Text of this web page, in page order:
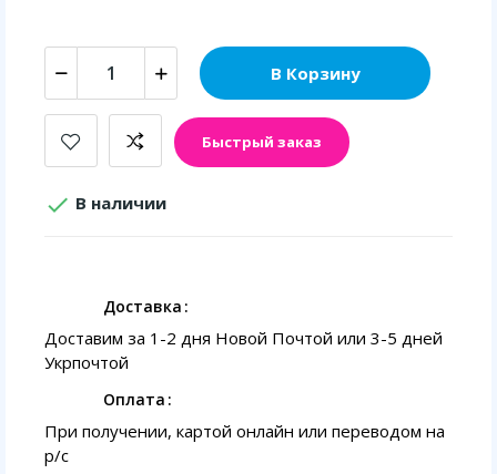
В Корзину
Быстрый заказ
 В наличии
Доставка
Доставим за 1-2 дня Новой Почтой или 3-5 дней
Укрпочтой
Оплата
При получении, картой онлайн или переводом на
p/с